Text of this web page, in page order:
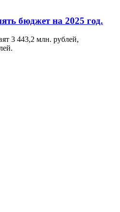
бюджет на 2025 год.
3 443,2 млн. рублей,